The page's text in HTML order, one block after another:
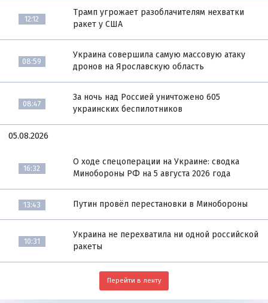
12:12
Трамп угрожает разоблачителям нехватки
ракет у США
08:59
Украина совершила самую массовую атаку
дронов на Ярославскую область
08:47
За ночь над Россией уничтожено 605
украинских беспилотников
05.08.2026
16:32
О ходе спецоперации на Украине: сводка
Минобороны РФ на 5 августа 2026 года
13:43 Путин провёл перестановки в Минобороны
10:31
Украина не перехватила ни одной российской
ракеты
Перейти в ленту